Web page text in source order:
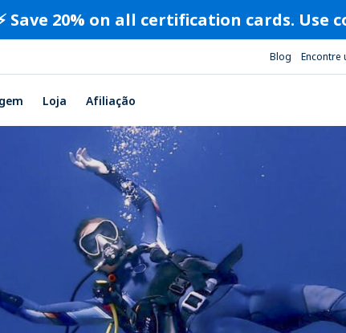
Save 20% on all certification cards. Use
Blog Encontre
Loja Afiliação